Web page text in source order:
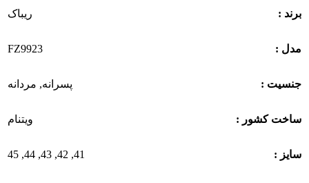
برند : ریباک
مدل : FZ9923
جنسیت : پسرانه, مردانه
ساخت کشور : ویتنام
سایز : 41
,
42
,
43
,
44
,
45